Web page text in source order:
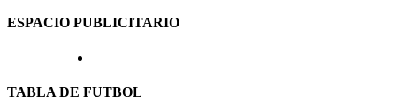
ESPACIO PUBLICITARIO
TABLA DE FUTBOL